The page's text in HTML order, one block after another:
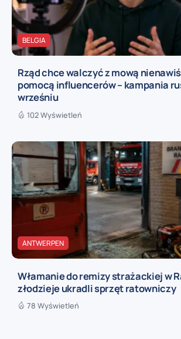
BELGIA
Rząd chce walczyć z mową
pomocą influencerów – kampania
wrześniu
102 Wyświetleń
ANTWERPEN
Włamanie do remizy strażackiej w
złodzieje ukradli sprzęt ratowniczy
78 Wyświetleń